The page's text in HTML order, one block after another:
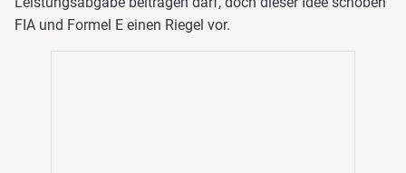
FIA und Formel E einen Riegel vor.